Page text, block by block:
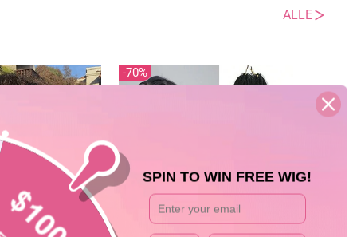
ALLE
70%
SPIN TO WIN FREE WIG!